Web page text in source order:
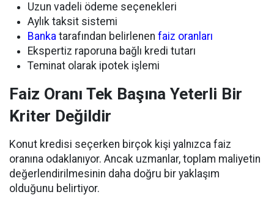
Uzun vadeli ödeme seçenekleri
Aylık taksit sistemi
Banka tarafından belirlenen faiz oranları
Ekspertiz raporuna bağlı kredi tutarı
Teminat olarak ipotek işlemi
Faiz Oranı Tek Başına Yeterli Bir
Kriter Değildir
Konut kredisi seçerken birçok kişi yalnızca faiz
oranına odaklanıyor. Ancak uzmanlar, toplam maliyetin
değerlendirilmesinin daha doğru bir yaklaşım
olduğunu belirtiyor.